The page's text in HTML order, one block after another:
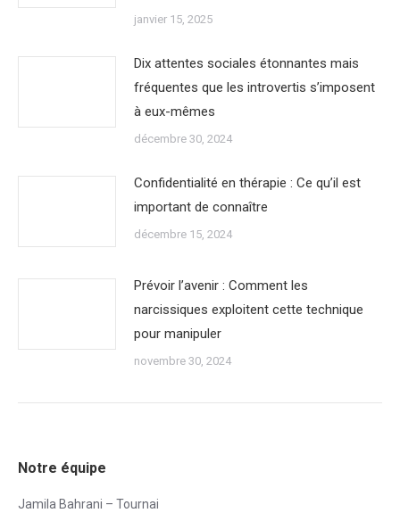
janvier 15, 2025
Dix attentes sociales étonnantes mais
fréquentes que les introvertis s’imposent
à eux-mêmes
décembre 30, 2024
Confidentialité en thérapie : Ce qu’il est
important de connaître
décembre 15, 2024
Prévoir l’avenir : Comment les
narcissiques exploitent cette technique
pour manipuler
novembre 30, 2024
Notre équipe
Jamila Bahrani – Tournai